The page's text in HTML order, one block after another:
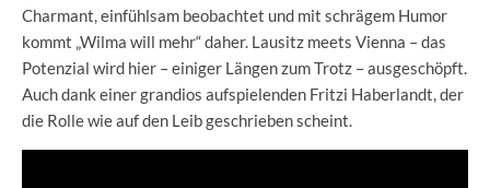
Charmant, einfühlsam beobachtet und mit schrägem Humor
kommt „Wilma will mehr“ daher. Lausitz meets Vienna – das
Potenzial wird hier – einiger Längen zum Trotz – ausgeschöpft.
Auch dank einer grandios aufspielenden Fritzi Haberlandt, der
die Rolle wie auf den Leib geschrieben scheint.